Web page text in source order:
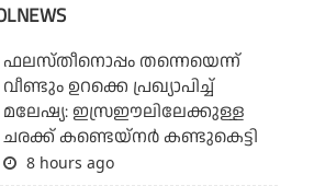
ഫലസ്തീനൊപ്പം തന്നെയെന്ന്
വീണ്ടും ഉറക്കെ പ്രഖ്യാപിച്ച്
മലേഷ്യ: ഇസ്രഈലിലേക്കുള്ള
ചരക്ക് കണ്ടെയ്‌നര്‍ കണ്ടുകെട്ടി
8 hours ago